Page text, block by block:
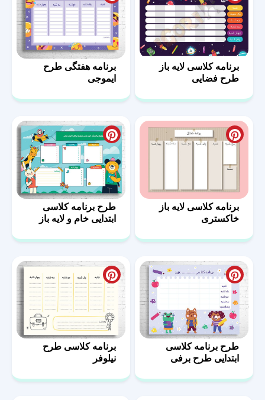
برنامه کلاسی لایه باز
طرح فضایی
برنامه هفتگی طرح
ایموجی
برنامه کلاسی لایه باز
خاکستری
طرح برنامه کلاسی
ابتدایی خام و لایه باز
طرح برنامه کلاسی
ابتدایی طرح برفی
برنامه کلاسی طرح
نیلوفر